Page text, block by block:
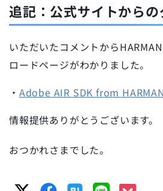
追記：公式サイトから
いただいたコメントから
ロードページがわかりました。
・ Adobe AIR SDK from HARMAN
情報提供ありがとうございます。
おつかれさまでした。